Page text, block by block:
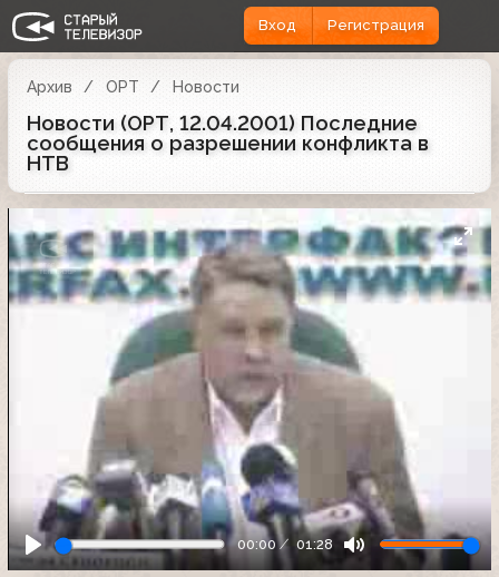
Вход Регистрация
Архив ОРТ Новости
Новости (ОРТ, 12.04.2001) Последние
сообщения о разрешении конфликта в
НТВ
00:00 01:28